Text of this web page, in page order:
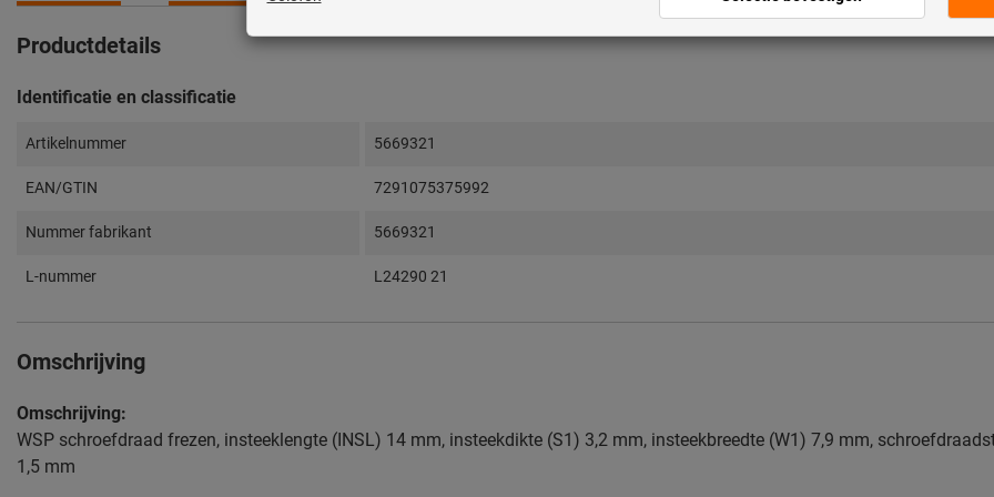
Productdetails
Identificatie en classificatie
Artikelnummer 5669321
EAN/GTIN 7291075375992
Nummer fabrikant 5669321
L-nummer L24290 21
Omschrijving
Omschrijving:
WSP schroefdraad frezen, insteeklengte (INSL) 14 mm, insteekdikte (S1) 3,2 mm, insteekbreedte (W1) 7,9 mm,
1,5 mm